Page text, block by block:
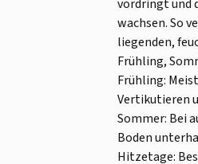
vordringt und
wachsen. So
liegenden,
Frühling,
Frühling:
Vertikutieren
Sommer: Bei
Boden
Hitzetage: